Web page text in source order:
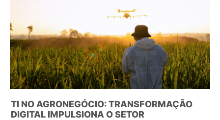
TI NO AGRONEGÓCIO: TRANSFORMAÇÃO
DIGITAL IMPULSIONA O SETOR